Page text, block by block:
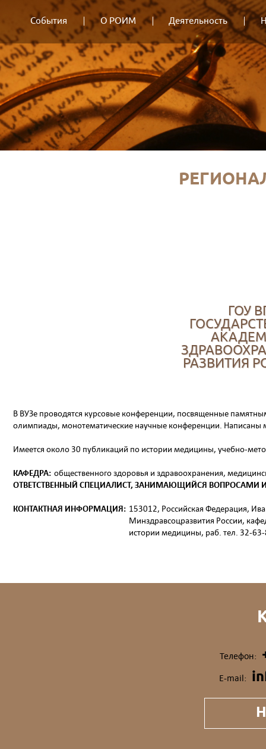
События О РОИМ Деятельность
ГОУ
РАЗВИТИЯ
В ВУЗе проводятся курсовые конференции, посвященные
олимпиады, монотематические научные конференции. Написаны
Имеется около 30 публикаций по истории медицины, учебно-
КАФЕДРА: общественного здоровья и здравоохранения,
ОТВЕТСТВЕННЫЙ СПЕЦИАЛИСТ, ЗАНИМАЮЩИЙСЯ ВОПРОСАМИ
КОНТАКТНАЯ ИНФОРМАЦИЯ: 153012, Российская Федерация,
Минздравсоцразвития России,
истории медицины, раб. тел. 32-
Телефон:
E-mail: